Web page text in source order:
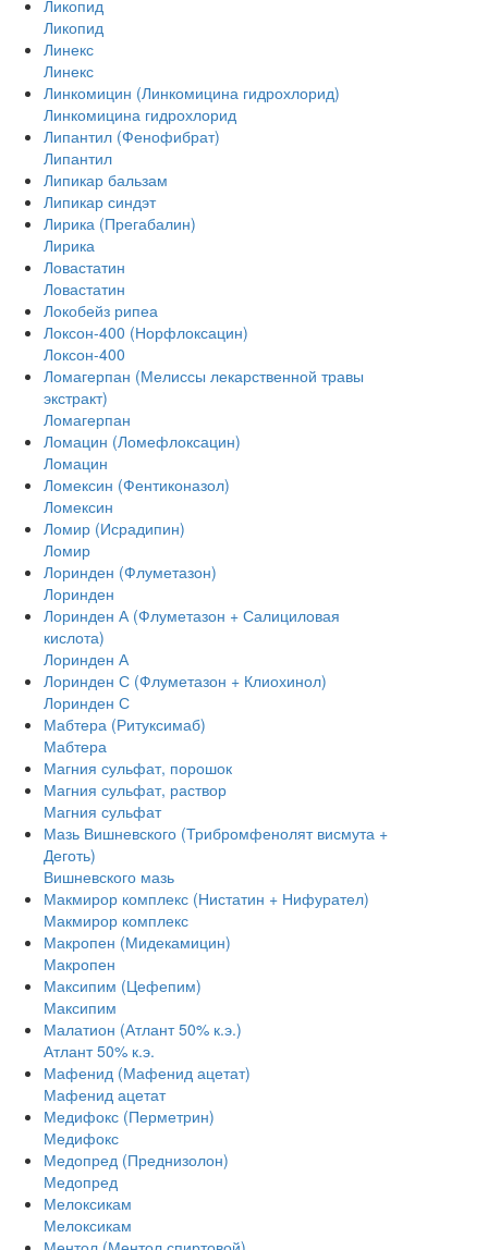
Ликопид
Ликопид
Линекс
Линекс
Линкомицин (Линкомицина гидрохлорид)
Линкомицина гидрохлорид
Липантил (Фенофибрат)
Липантил
Липикар бальзам
Липикар синдэт
Лирика (Прегабалин)
Лирика
Ловастатин
Ловастатин
Локобейз рипеа
Локсон-400 (Норфлоксацин)
Локсон-400
Ломагерпан (Мелиссы лекарственной травы
экстракт)
Ломагерпан
Ломацин (Ломефлоксацин)
Ломацин
Ломексин (Фентиконазол)
Ломексин
Ломир (Исрадипин)
Ломир
Лоринден (Флуметазон)
Лоринден
Лоринден А (Флуметазон + Салициловая
кислота)
Лоринден А
Лоринден С (Флуметазон + Клиохинол)
Лоринден С
Мабтера (Ритуксимаб)
Мабтера
Магния сульфат, порошок
Магния сульфат, раствор
Магния сульфат
Мазь Вишневского (Трибромфенолят висмута +
Деготь)
Вишневского мазь
Макмирор комплекс (Нистатин + Нифурател)
Макмирор комплекс
Макропен (Мидекамицин)
Макропен
Максипим (Цефепим)
Максипим
Малатион (Атлант 50% к.э.)
Атлант 50% к.э.
Мафенид (Мафенид ацетат)
Мафенид ацетат
Медифокс (Перметрин)
Медифокс
Медопред (Преднизолон)
Медопред
Мелоксикам
Мелоксикам